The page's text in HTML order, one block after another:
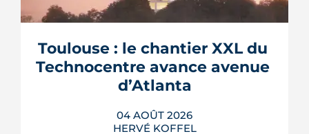
l'écoquartier Andromède doit livrer
près de 1 700 logements à partir de
protégé, la cisticole des joncs, contraint
fortement le plan d'aménagement et
repousse un calendrier déjà tendu.
LIRE L'ARTICLE
Toulouse : le chantier XXL du
Technocentre avance avenue
d’Atlanta
04 AOÛT 2026
HERVÉ KOFFEL